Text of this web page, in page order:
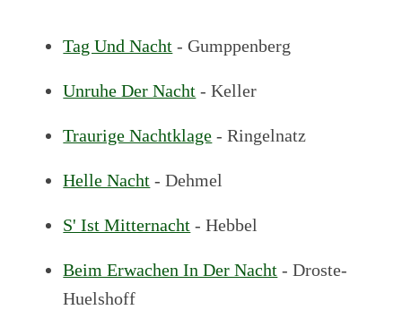
Tag Und Nacht - Gumppenberg
Unruhe Der Nacht - Keller
Traurige Nachtklage - Ringelnatz
Helle Nacht - Dehmel
S' Ist Mitternacht - Hebbel
Beim Erwachen In Der Nacht - Droste-
Huelshoff